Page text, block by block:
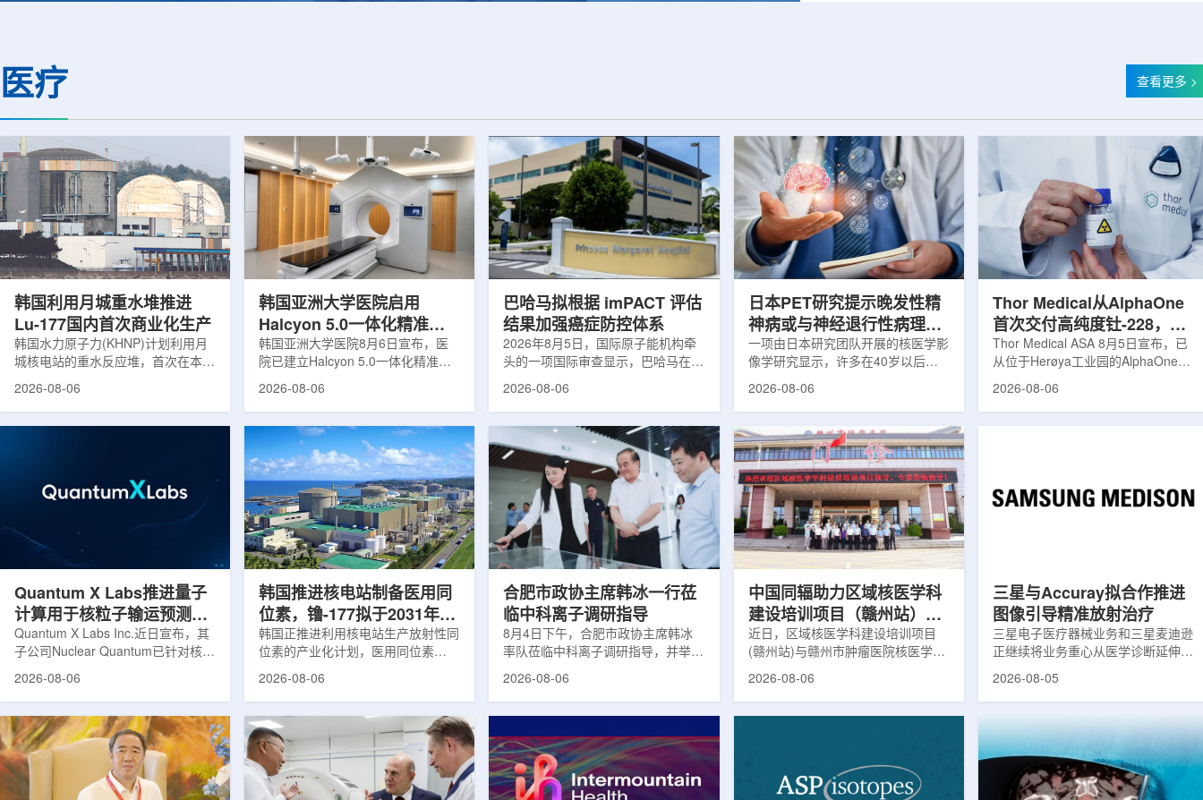
医疗 查看更多 >
韩国利用月城重水堆推进
Lu-177国内首次商业化生产
韩国水力原子力(KHNP)计划利用月
城核电站的重水反应堆，首次在本土
生产用于癌症治疗的放射性同位素
元化的供应链并缩短运输时间。此次
计划的首要目标是实现镥-177的商业
化生产，预计在2028年进行试生
产，并在2031年开始全面量产。之
后，韩国水力原子力还将扩大生产范
2026-08-06
韩国亚洲大学医院启用
Halcyon 5.0一体化精准放
射治疗方案
韩国亚洲大学医院8月6日宣布，医
院已建立Halcyon 5.0一体化精准放
射治疗解决方案，并开始全面用于患
实时运动管理整合到同一治疗流程
中，用于提升图像引导放射治疗的精
准度和安全性。此次实施方案以
Halcyon系统软件5.0版本为基础，集
成高分辨率锥形束CT成像系统
HyperSight、六自由度患者定位台
Dynamic Couch，以及表面引导放
射治疗系统IDENTIFY。亚洲大学医
2026-08-06
巴哈马拟根据 imPACT 评估
结果加强癌症防控体系
2026年8月5日，国际原子能机构牵
头的一项国际审查显示，巴哈马在加
强癌症治疗服务方面具备进一步提升
治疗效果提出了路线图。巴哈马拿骚
玛格丽特公主医院(图片：Pelow
Media/Adobe Stock)这项 imPACT
评估由国际原子能机构、世界卫生组
织/泛美卫生组织和国际癌症研究机
构共同开展，应巴哈马卫生与健康部
请求进行，重点评估该国癌症防控能
力和实际需求。6月9日至11日，专
2026-08-06
日本PET研究提示晚发性精
神病或与神经退行性病理相
关
一项由日本研究团队开展的核医学影
像学研究显示，许多在40岁以后首
次出现幻觉、妄想等精神病性症状的
常沉积。研究纳入37名晚发性精神
病患者和47名年龄匹配的健康对照
者。研究人员采用淀粉样蛋白PET示
踪剂^11C-PiB，以及tau蛋白PET示
踪剂^18F-florzolotau，对受试者大
脑中的β-淀粉样蛋白和tau蛋白积累
情况进行评估。结果显示，晚发性精
2026-08-06
Thor Medical从AlphaOne
首次交付高纯度钍-228，商
业供货启动
Thor Medical ASA 8月5日宣布，已
从位于Herøya工业园的AlphaOne生
产设施完成首批高纯度钍-228(Th-
工业规模制造的开始，首批客户交付
表明公司已完成从产能建设到利用首
2026-08-06
Quantum X Labs推进量子
计算用于核粒子输运预测模
拟
Quantum X Labs Inc.近日宣布，其
子公司Nuclear Quantum已针对核工
业计算模拟中的一项瓶颈提出新方
算密集型场景。据介绍，传统粒子输
运模拟在核医学系统设计中具有重要
作用，但往往需要大量计算资源，并
伴随较长运行时间，影响研发和优化
效率。Nuclear Quantum此次提出的
2026-08-06
韩国推进核电站制备医用同
位素，镥-177拟于2031年商
业化生产
韩国正推进利用核电站生产放射性同
位素的产业化计划，医用同位素
镥-177(Lu-177)被列为首个商业化目
产，后续还可能将产品范围扩大至
钴-60、氚-3和氦-3等同位素。Lu-
177是当前全球放射性药物市场中应
用较广的治疗性放射性同位素，可用
于前列腺癌、神经内分泌肿瘤等疾病
2026-08-06
合肥市政协主席韩冰一行莅
临中科离子调研指导
8月4日下午，合肥市政协主席韩冰
率队莅临中科离子调研指导，并举行
座谈交流。市人大常委会副主任雍凤
中国科学院合肥物质科学研究院副院
长宋云涛，中科离子董事长刘璐，总
经理陈永华，副总经理丁开忠、李
俊、光若怀陪同。韩冰一行详细了解
2026-08-06
中国同辐助力区域核医学科
建设培训项目（赣州站）与
赣州市肿瘤医院核医学诊疗
高质量建设项目同步启动
近日，区域核医学科建设培训项目
(赣州站)与赣州市肿瘤医院核医学诊
疗高质量建设项目在赣州市肿瘤医院
任杨传盛主持。赣州市卫生健康委员
会副主任傅伟、中华医学会核医学分
2026-08-06
三星与Accuray拟合作推进
图像引导精准放射治疗
三星电子医疗器械业务和三星麦迪逊
正继续将业务重心从医学诊断延伸至
治疗领域。8月5日，三星HME美国
书，双方计划围绕基于容积成像的精
准放射治疗解决方案开展合作探讨。
根据意向书，双方拟研究将三星移动
CT扫描仪BodyTom与Accuray机器
人放射外科平台CyberKnife相结合。
2026-08-05